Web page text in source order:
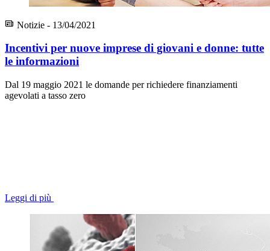
Notizie - 13/04/2021
Incentivi per nuove imprese di giovani e donne: tutte
le informazioni
Dal 19 maggio 2021 le domande per richiedere finanziamenti
agevolati a tasso zero
Leggi di più